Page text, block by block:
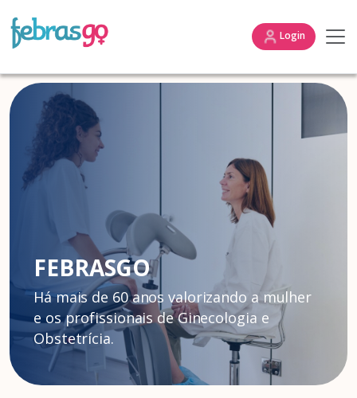
Login
FEBRASGO
Há mais de 60 anos valorizando a mulher
e os profissionais de Ginecologia e
Obstetrícia.